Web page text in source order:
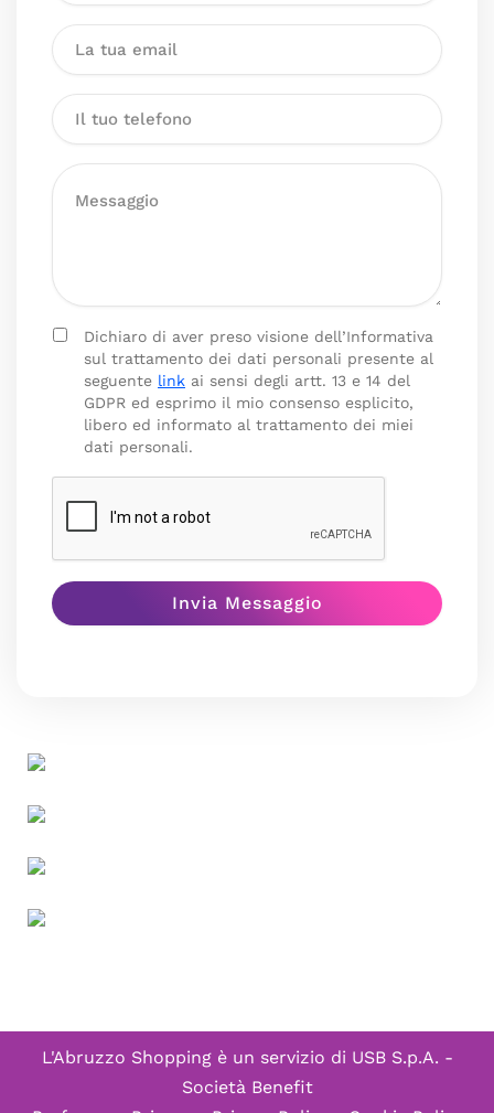
Dichiaro di aver preso visione dell’Informativa
sul trattamento dei dati personali presente al
seguente link ai sensi degli artt. 13 e 14 del
GDPR ed esprimo il mio consenso esplicito,
libero ed informato al trattamento dei miei
dati personali.
L'Abruzzo Shopping è un servizio di USB S.p.A. -
Società Benefit